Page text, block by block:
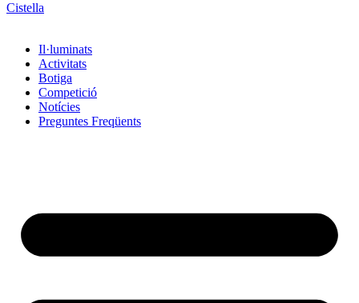
Cistella
Il·luminats
Activitats
Botiga
Competició
Notícies
Preguntes Freqüents